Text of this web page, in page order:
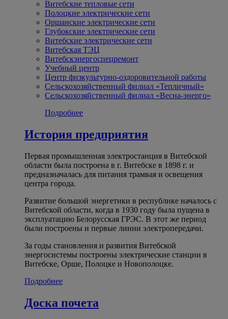
Витебские тепловые сети
Полоцкие электрические сети
Оршанские электрические сети
Глубокские электрические сети
Витебские электрические сети
Витебская ТЭЦ
Витебскэнергоспецремонт
Учебный центр
Центр физкультурно-оздоровительной работы
Сельскохозяйственный филиал «Тепличный»
Сельскохозяйственный филиал «Весна-энерго»
Подробнее
История предприятия
Первая промышленная электростанция в Витебской
области была построена в г. Витебске в 1898 г. и
предназначалась для питания трамвая и освещения
центра города.
Развитие большой энергетики в республике началось с
Витебской области, когда в 1930 году была пущена в
эксплуатацию Белорусская ГРЭС. В этот же период
были построены и первые линии электропередачи.
За годы становления и развития Витебской
энергосистемы построены электрические станции в
Витебске, Орше, Полоцке и Новополоцке.
Подробнее
Доска почета